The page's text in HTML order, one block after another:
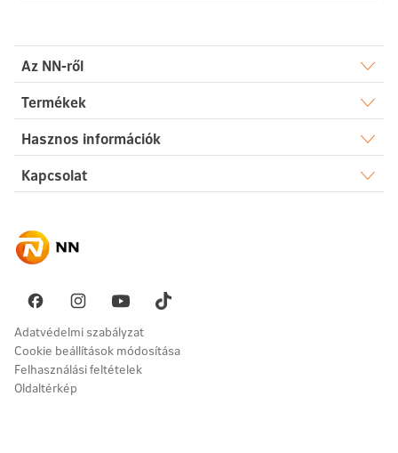
Az NN-ről
Rólunk
Sajtószoba
Karrier
Fenntarthatóság
Pénzügyi navigátor
Termékek
Élet
Egészség
Nyugdíj
Vállalati megoldások
Hasznos információk
Dokumentumtár
Akadálymentesség
Kapcsolat
Ügyintézés
Panaszkezelés
Adatvédelmi szabályzat
Cookie beállítások módosítása
Felhasználási feltételek
Oldaltérkép